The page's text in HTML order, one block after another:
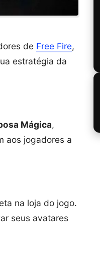
de Free Fire,
estratégia da
Mágica,
aos jogadores a
na loja do jogo.
seus avatares